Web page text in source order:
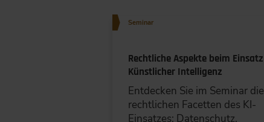
Seminar
Rechtliche Aspekte beim Einsatz
Künstlicher Intelligenz
Entdecken Sie im Seminar die
rechtlichen Facetten des KI-
Einsatzes: Datenschutz,